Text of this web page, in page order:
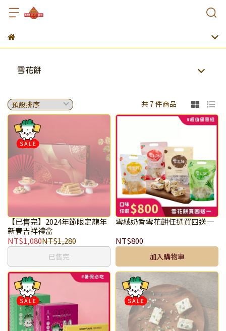
雪花餅
共 7 件商品
【已售完】2024年節限定龍年
新春吉祥禮盒
NT$1,080NT$1,280
已售完
雪絨奶香雪花餅任選買四送一
NT$800
加入購物車